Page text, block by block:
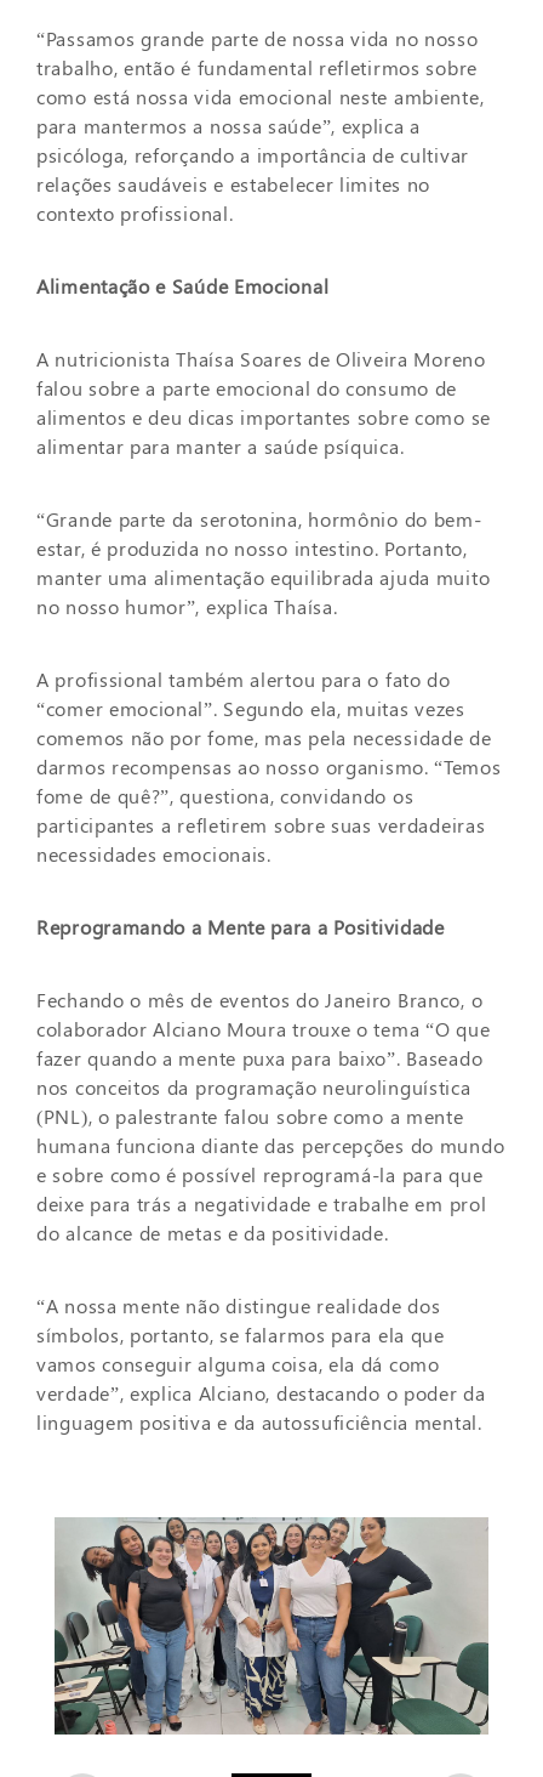
“Passamos grande parte de nossa vida no nosso
trabalho, então é fundamental refletirmos sobre
como está nossa vida emocional neste ambiente,
para mantermos a nossa saúde”, explica a
psicóloga, reforçando a importância de cultivar
relações saudáveis e estabelecer limites no
contexto profissional.
Alimentação e Saúde Emocional
A nutricionista Thaísa Soares de Oliveira Moreno
falou sobre a parte emocional do consumo de
alimentos e deu dicas importantes sobre como se
alimentar para manter a saúde psíquica.
“Grande parte da serotonina, hormônio do bem-
estar, é produzida no nosso intestino. Portanto,
manter uma alimentação equilibrada ajuda muito
no nosso humor”, explica Thaísa.
A profissional também alertou para o fato do
“comer emocional”. Segundo ela, muitas vezes
comemos não por fome, mas pela necessidade de
darmos recompensas ao nosso organismo. “Temos
fome de quê?”, questiona, convidando os
participantes a refletirem sobre suas verdadeiras
necessidades emocionais.
Reprogramando a Mente para a Positividade
Fechando o mês de eventos do Janeiro Branco, o
colaborador Alciano Moura trouxe o tema “O que
fazer quando a mente puxa para baixo”. Baseado
nos conceitos da programação neurolinguística
(PNL), o palestrante falou sobre como a mente
humana funciona diante das percepções do mundo
e sobre como é possível reprogramá-la para que
deixe para trás a negatividade e trabalhe em prol
do alcance de metas e da positividade.
“A nossa mente não distingue realidade dos
símbolos, portanto, se falarmos para ela que
vamos conseguir alguma coisa, ela dá como
verdade”, explica Alciano, destacando o poder da
linguagem positiva e da autossuficiência mental.